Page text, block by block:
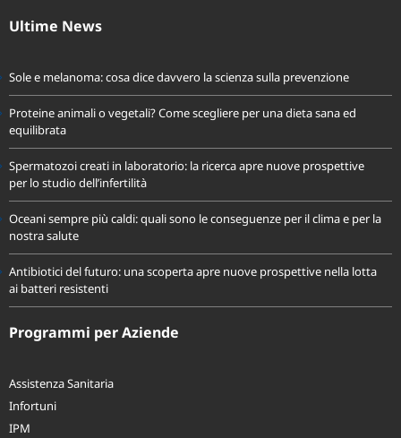
Ultime News
Sole e melanoma: cosa dice davvero la scienza sulla prevenzione
Proteine animali o vegetali? Come scegliere per una dieta sana ed
equilibrata
Spermatozoi creati in laboratorio: la ricerca apre nuove prospettive
per lo studio dell’infertilità
Oceani sempre più caldi: quali sono le conseguenze per il clima e per la
nostra salute
Antibiotici del futuro: una scoperta apre nuove prospettive nella lotta
ai batteri resistenti
Programmi per Aziende
Assistenza Sanitaria
Infortuni
IPM